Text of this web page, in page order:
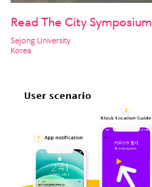
Read The City Symposium
Sejong University
Korea